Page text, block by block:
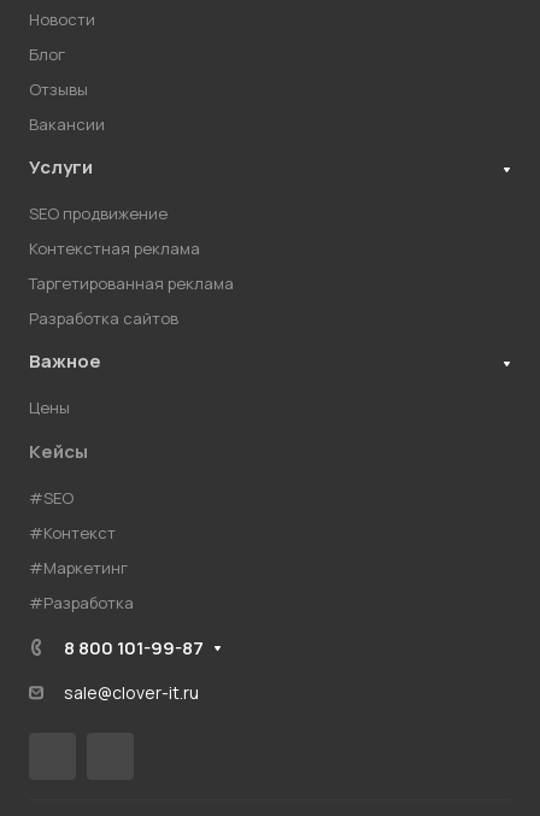
Новости
Блог
Отзывы
Вакансии
Услуги
SEO продвижение
Контекстная реклама
Таргетированная реклама
Разработка сайтов
Важное
Цены
Кейсы
#SEO
#Контекст
#Маркетинг
#Разработка
8 800 101-99-87
sale@clover-it.ru